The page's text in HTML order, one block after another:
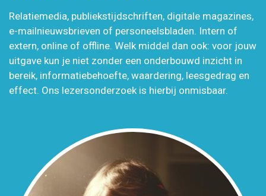
Relatiemedia, publiekstijdschriften, digitale magazines,
e-mailnieuwsbrieven of personeelsbladen. Intern of
extern, online of offline. Welk middel dan ook: voor jouw
uitgave kun je niet zonder een onderbouwd inzicht in
bereik, informatiebehoefte, waardering, leesgedrag en
effect. Ons lezersonderzoek is hierbij onmisbaar.